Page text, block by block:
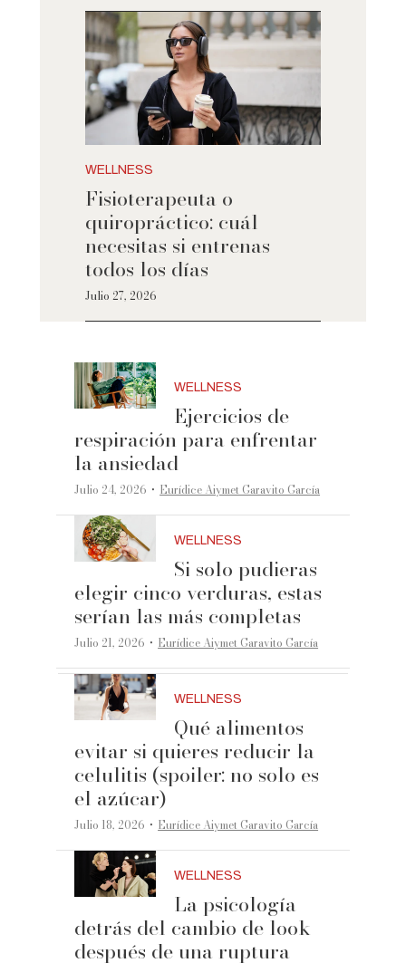
WELLNESS
Fisioterapeuta o
quiropráctico: cuál
necesitas si entrenas
todos los días
Julio 27, 2026
WELLNESS
Ejercicios de
respiración para enfrentar
la ansiedad
Julio 24, 2026 ·Eurídice Aiymet Garavito García
WELLNESS
Si solo pudieras
elegir cinco verduras, estas
serían las más completas
Julio 21, 2026 ·Eurídice Aiymet Garavito García
WELLNESS
Qué alimentos
evitar si quieres reducir la
celulitis (spoiler: no solo es
el azúcar)
Julio 18, 2026 ·Eurídice Aiymet Garavito García
WELLNESS
La psicología
detrás del cambio de look
después de una ruptura